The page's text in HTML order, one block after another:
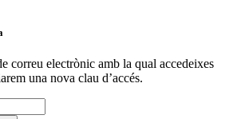
correu electrònic amb la qual accedeixes
una nova clau d’accés.